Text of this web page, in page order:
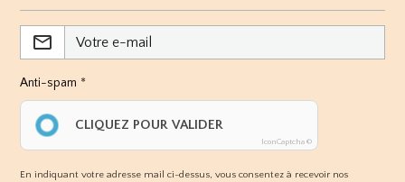
Anti-spam
CLIQUEZ POUR VALIDER
IconCaptcha ©
En indiquant votre adresse mail ci-dessus, vous consentez à recevoir nos